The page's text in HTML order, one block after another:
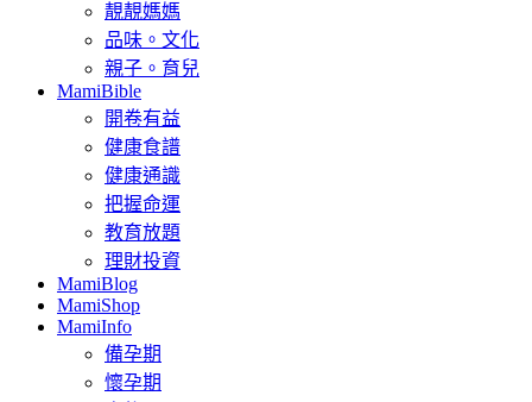
靚靚媽媽
品味。文化
親子。育兒
MamiBible
開卷有益
健康食譜
健康通識
把握命運
教育放題
理財投資
MamiBlog
MamiShop
MamiInfo
備孕期
懷孕期